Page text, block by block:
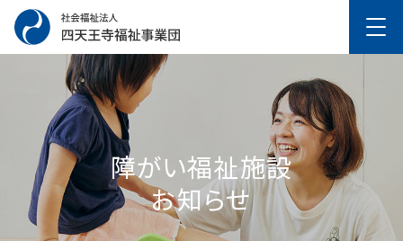
障がい福祉施設
お知らせ